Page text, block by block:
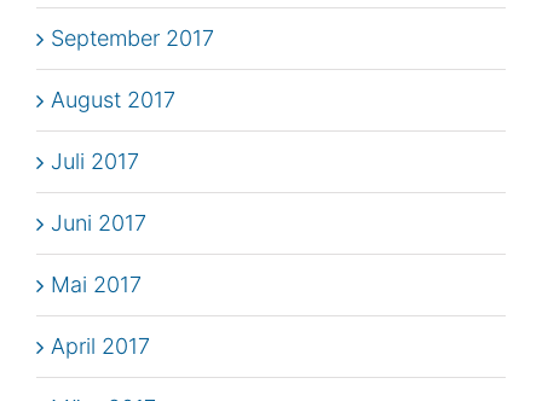
September 2017
August 2017
Juli 2017
Juni 2017
Mai 2017
April 2017